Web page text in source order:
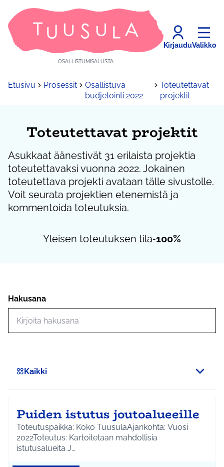
OSALLISTUMISALUSTA
KirjauduValikko
Etusivu Prosessit
Osallistuva
budjetointi 2022
Toteutettavat
projektit
Toteutettavat projektit
Asukkaat äänestivät 31 erilaista projektia
toteutettavaksi vuonna 2022. Jokainen
toteutettava projekti avataan tälle sivustolle.
Voit seurata projektien etenemistä ja
kommentoida toteutuksia.
Yleisen toteutuksen tila-100%
Hakusana
Scope
Kaikki
Puiden istutus joutoalueeille
Toteutuspaikka: Koko TuusulaAjankohta: Vuosi
2022Toteutus: Kartoitetaan mahdollisia
istutusalueita J…